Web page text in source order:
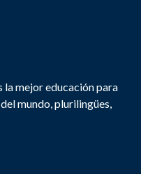
la mejor educación para
mundo, plurilingües,